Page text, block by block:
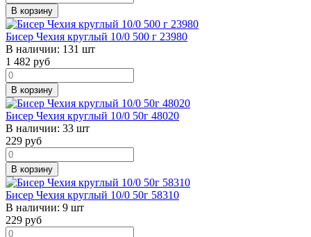
В корзину
Бисер Чехия круглый 10/0 500 г 23980
В наличии: 131 шт
1 482 руб
В корзину
Бисер Чехия круглый 10/0 50г 48020
В наличии: 33 шт
229 руб
В корзину
Бисер Чехия круглый 10/0 50г 58310
В наличии: 9 шт
229 руб